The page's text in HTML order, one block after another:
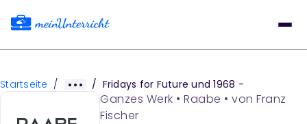
Startseite / / Fridays for Future und 1968 -
Ganzes Werk • Raabe • von Franz
Fischer